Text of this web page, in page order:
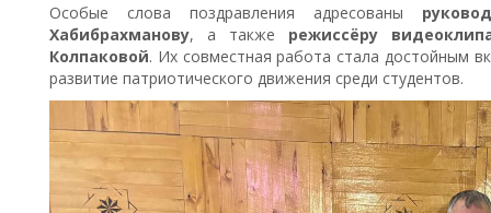
Особые слова поздравления адресованы
Хабибрахманову, а также режиссёру
Колпаковой. Их совместная работа стала достойным
развитие патриотического движения среди студентов.